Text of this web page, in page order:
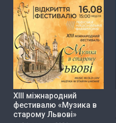
ХІІІ міжнародний
фестивалю «Музика в
старому Львові»